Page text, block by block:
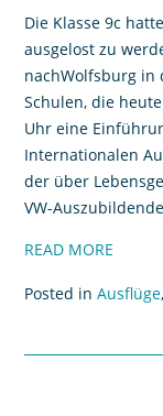
Die Klasse 9c
ausgelost zu
nachWolfsburg
Schulen, die
Uhr eine
Internationalen
der über
VW-
READ MORE
Posted in Ausflüge,